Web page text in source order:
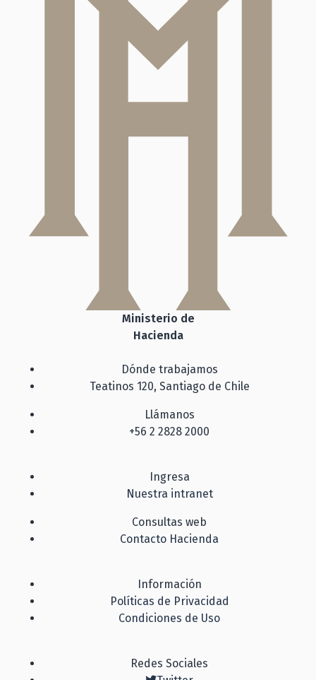
Ministerio de
Hacienda
Dónde trabajamos
Teatinos 120, Santiago de Chile
Llámanos
+56 2 2828 2000
Ingresa
Nuestra intranet
Consultas web
Contacto Hacienda
Información
Políticas de Privacidad
Condiciones de Uso
Redes Sociales